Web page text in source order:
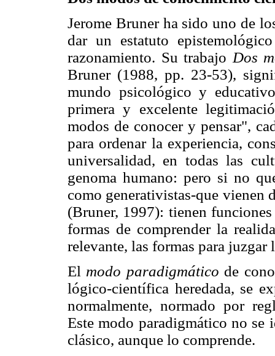
Jerome Bruner ha sido uno de
dar un estatuto
razonamiento. Su trabajo Dos
Bruner (1988, pp. 23-53),
mundo psicológico y
primera y excelente
modos de conocer y pensar",
para ordenar la experiencia,
universalidad, en todas las
genoma humano: pero si no
como generativistas-que vienen
(Bruner, 1997): tienen
formas de comprender la
relevante, las formas para
El modo paradigmático de
lógico-científica heredada, se
normalmente, normado por
Este modo paradigmático no
clásico, aunque lo comprende.